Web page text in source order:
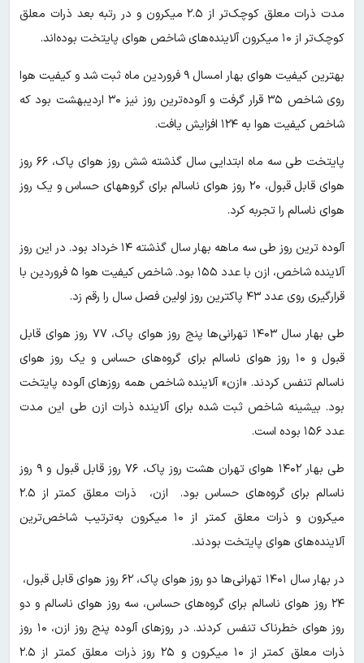
مدت ذرات معلق کوچک‌تر از ۲.۵ میکرون و در رتبه بعد ذرات معلق
کوچک‌تر از ۱۰ میکرون آلاینده‌های شاخص هوای پایتخت بوده‌اند.
بهترین کیفیت هوای بهار امسال ۹ فروردین ماه ثبت شد و کیفیت هوا
روی شاخص ۳۵ قرار گرفت و آلوده‌ترین روز نیز ۳۰ اردیبهشت بود که
شاخص کیفیت هوا به ۱۲۴ افزایش یافت.
پایتخت طی سه ماه ابتدایی سال گذشته شش روز هوای پاک، ۶۶ روز
هوای قابل قبول، ۲۰ روز هوای ناسالم برای گروههای حساس و یک روز
هوای ناسالم را تجربه کرد.
آلوده ترین روز طی سه ماهه بهار سال گذشته ۱۴ خرداد بود. در این روز
آلاینده شاخص، ازن با عدد ۱۵۵ بود. شاخص کیفیت هوا ۵ فروردین با
قرارگیری روی عدد ۴۳ پاکترین روز اولین فصل سال را رقم زد.
طی بهار سال ۱۴۰۳ تهرانی‌ها پنج روز هوای پاک، ۷۷ روز هوای قابل
قبول و ۱۰ روز هوای ناسالم برای گروه‌های حساس و یک روز هوای
ناسالم تنفس کردند. «ازن» آلاینده شاخص همه روزهای آلوده پایتخت
بود. بیشینه شاخص ثبت شده برای آلاینده ذرات ازن طی این مدت
عدد ۱۵۶ بوده است.
طی بهار ۱۴۰۲ هوای تهران هشت روز پاک، ۷۶ روز قابل قبول و ۹ روز
ناسالم برای گروه‌های حساس بود. ازن، ذرات معلق کمتر از ۲.۵
میکرون و ذرات معلق کمتر از ۱۰ میکرون به‌ترتیب شاخص‌ترین
آلاینده‌های هوای پایتخت بودند.
در بهار سال ۱۴۰۱ تهرانی‌ها دو روز هوای پاک، ۶۲ روز هوای قابل قبول،
۲۴ روز هوای ناسالم برای گروه‌های حساس، سه روز هوای ناسالم و دو
روز هوای خطرناک تنفس کردند. در روزهای آلوده پنج روز ازن، ۱۰ روز
ذرات معلق کمتر از ۱۰ میکرون و ۲۵ روز ذرات معلق کمتر از ۲.۵